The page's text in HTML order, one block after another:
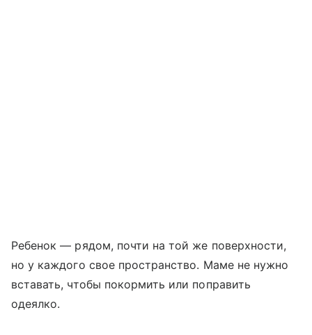
Ребенок — рядом, почти на той же поверхности,
но у каждого свое пространство. Маме не нужно
вставать, чтобы покормить или поправить
одеялко.